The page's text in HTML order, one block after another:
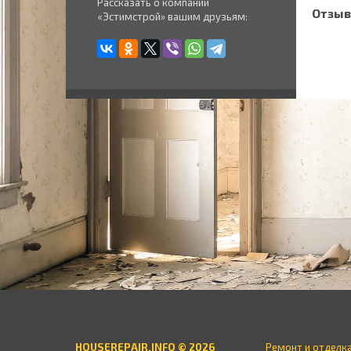
«Эстимстрой» вашим друзьям:
HOUSEREPAIR.INFO © 2026 Ремонт и